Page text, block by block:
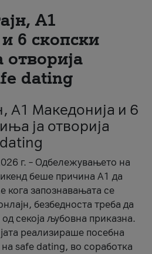
A1
6 скопски
dating
A1 Македонија и 6
ја отворија
г. – Одбележувањето на
беше причина А1 да
кога запознавањата се
безбедноста треба да
секоја љубовна приказна.
реализираше посебна
на safe dating, во соработка